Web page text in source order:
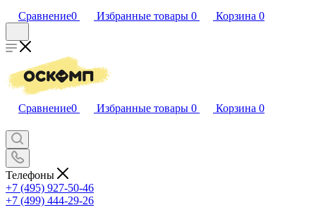
Сравнение0 Избранные товары 0 Корзина 0
Сравнение0 Избранные товары 0 Корзина 0
Телефоны
+7 (495) 927-50-46
+7 (499) 444-29-26